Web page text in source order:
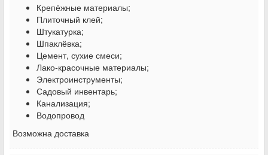
Крепёжные материалы;
Плиточный клей;
Штукатурка;
Шпаклёвка;
Цемент, сухие смеси;
Лако-красочные материалы;
Электроинструменты;
Садовый инвентарь;
Канализация;
Водопровод
Возможна доставка